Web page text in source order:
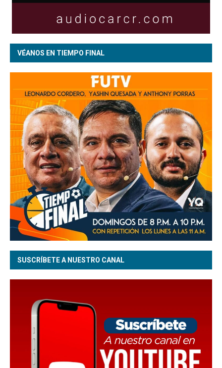
VÉANOS EN TIEMPO FINAL
SUSCRÍBETE A NUESTRO CANAL